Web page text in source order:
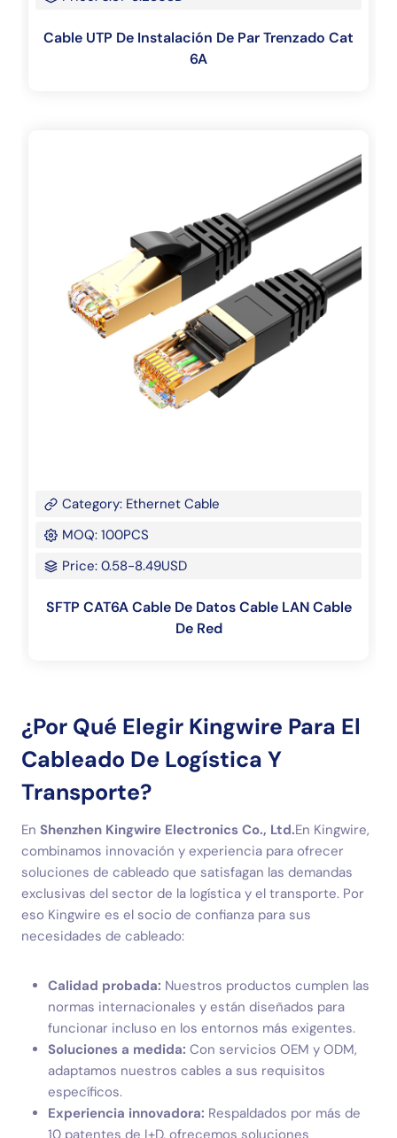
Cable UTP De Instalación De Par Trenzado Cat
6A
Category: Ethernet Cable
MOQ: 100PCS
Price: 0.58-8.49USD
SFTP CAT6A Cable De Datos Cable LAN Cable
De Red
¿Por Qué Elegir Kingwire Para El
Cableado De Logística Y
Transporte?
En Shenzhen Kingwire Electronics Co., Ltd.En Kingwire,
combinamos innovación y experiencia para ofrecer
soluciones de cableado que satisfagan las demandas
exclusivas del sector de la logística y el transporte. Por
eso Kingwire es el socio de confianza para sus
necesidades de cableado:
Calidad probada: Nuestros productos cumplen las
normas internacionales y están diseñados para
funcionar incluso en los entornos más exigentes.
Soluciones a medida: Con servicios OEM y ODM,
adaptamos nuestros cables a sus requisitos
específicos.
Experiencia innovadora: Respaldados por más de
10 patentes de I+D, ofrecemos soluciones